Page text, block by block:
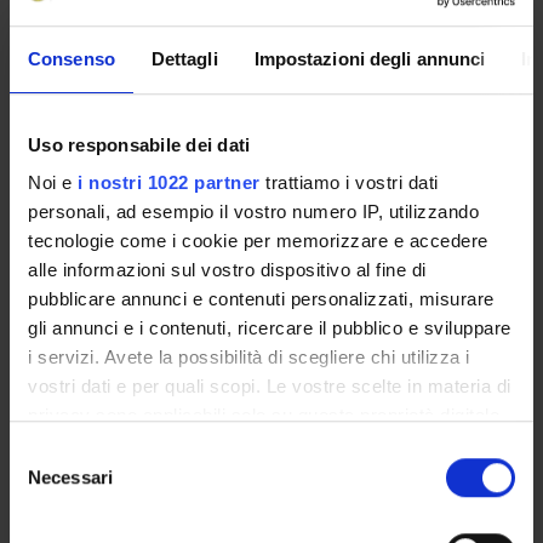
Consenso Dettagli Impostazioni degli annunci
Uso responsabile dei dati
Noi e i nostri 1022 partner trattiamo i vostri dati
personali, ad esempio il vostro numero IP, utilizzando
tecnologie come i cookie per memorizzare e accedere
alle informazioni sul vostro dispositivo al fine di
pubblicare annunci e contenuti personalizzati, misurare
gli annunci e i contenuti, ricercare il pubblico e sviluppare
i servizi. Avete la possibilità di scegliere chi utilizza i
vostri dati e per quali scopi. Le vostre scelte in materia di
modificare o revocare il proprio consenso in qualsiasi
momento dalla Dichiarazione sui cookie o facendo clic
delNecessari
Presentazione
Come iscriversi e Requisiti di ammissione
Piani didattici
Organi collegiali e di governo
Rete formativa
Servizio Studenti Internazionali
OFFERTA FORMATIVA